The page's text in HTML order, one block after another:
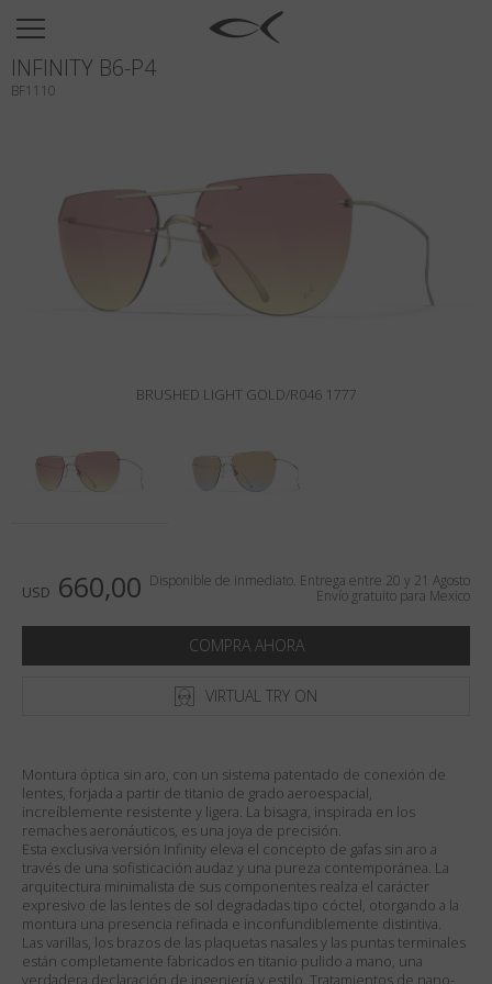
SUN
OPTICAL
TITANIUM
TIENDAS
BRUSHED LIGHT GOLD/R046 1777
USD 660,00 Disponible de inmediato. Entrega entre 20 y 21 Agosto
Envío gratuito para Mexico
COMPRA AHORA
VIRTUAL TRY ON
Montura óptica sin aro, con un sistema patentado de conexión de
lentes, forjada a partir de titanio de grado aeroespacial,
increíblemente resistente y ligera. La bisagra, inspirada en los
remaches aeronáuticos, es una joya de precisión.
Esta exclusiva versión Infinity eleva el concepto de gafas sin aro a
través de una sofisticación audaz y una pureza contemporánea. La
arquitectura minimalista de sus componentes realza el carácter
expresivo de las lentes de sol degradadas tipo cóctel, otorgando a la
montura una presencia refinada e inconfundiblemente distintiva.
Las varillas, los brazos de las plaquetas nasales y las puntas terminales
están completamente fabricados en titanio pulido a mano, una
verdadera declaración de ingeniería y estilo. Tratamientos de nano-
INFINITY B6-P4
BF1110